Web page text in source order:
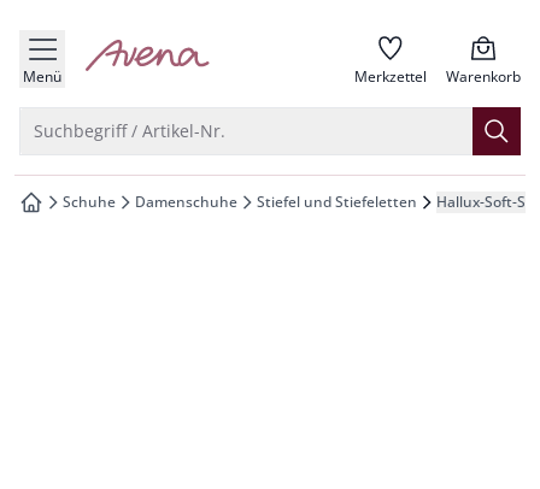
springen
springen
springen
springen
Menü zur Startseite Merkzettel Warenkorb
Suchbegriff / Artikel-Nr.
zur Startseite
Schuhe Damenschuhe Stiefel und Stiefeletten Hallux-Soft-